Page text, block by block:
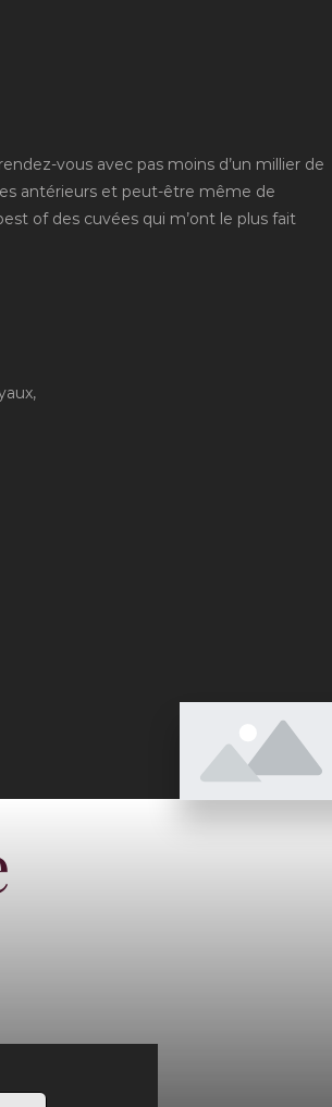
vous avec pas moins d’un millier de
antérieurs et peut-être même de
of des cuvées qui m’ont le plus fait